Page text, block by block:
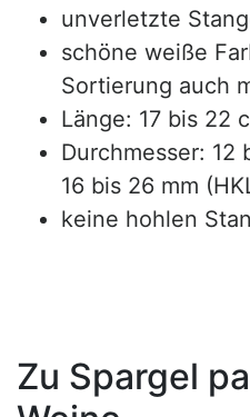
unverletzte
schöne weiße
Sortierung auch
Länge: 17 bis 22
Durchmesser: 12
16 bis 26 mm
keine hohlen
Zu Spargel